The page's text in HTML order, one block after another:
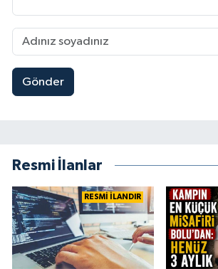
Gönder
Resmi İlanlar
RESMİ İLANDIR